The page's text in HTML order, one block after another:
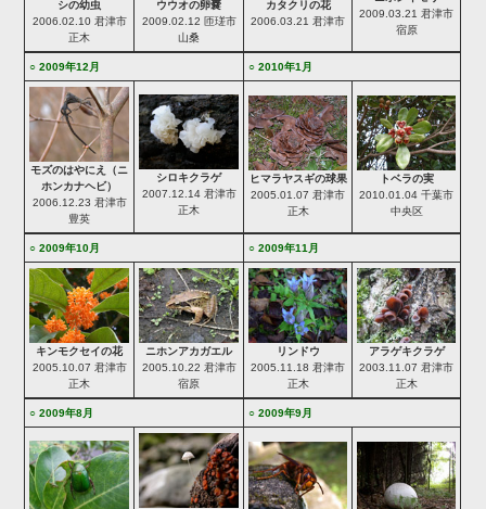
シの幼虫
2006.02.10 君津市
正木
ウウオの卵嚢
2009.02.12 匝瑳市
山桑
カタクリの花
2006.03.21 君津市
2009.03.21 君津市
宿原
○ 2009年12月 ○ 2010年1月
モズのはやにえ（ニ
ホンカナヘビ）
2006.12.23 君津市
豊英
シロキクラゲ
2007.12.14 君津市
正木
ヒマラヤスギの球果
2005.01.07 君津市
正木
トベラの実
2010.01.04 千葉市
中央区
○ 2009年10月 ○ 2009年11月
キンモクセイの花
2005.10.07 君津市
正木
ニホンアカガエル
2005.10.22 君津市
宿原
リンドウ
2005.11.18 君津市
正木
アラゲキクラゲ
2003.11.07 君津市
正木
○ 2009年8月 ○ 2009年9月